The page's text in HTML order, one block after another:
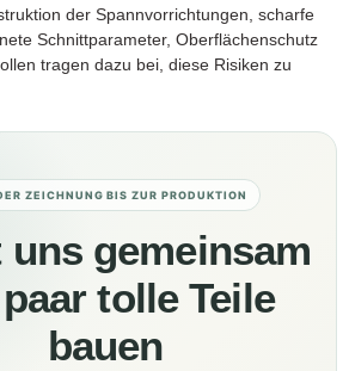
der Spannvorrichtungen, scharfe
Schnittparameter, Oberflächenschutz
tragen dazu bei, diese Risiken zu
ZEICHNUNG BIS ZUR PRODUKTION
uns gemeinsam
tolle Teile
bauen